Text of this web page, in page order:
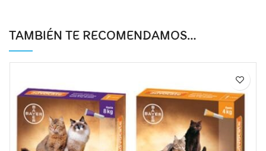
TAMBIÉN TE RECOMENDAMOS…